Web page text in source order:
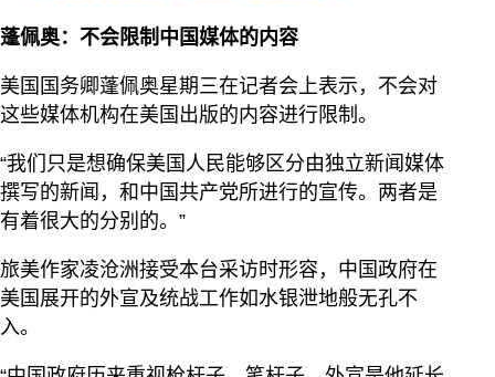
蓬佩奥：不会限制中国媒体的内容
美国国务卿蓬佩奥星期三在记者会上表示，不会对
这些媒体机构在美国出版的内容进行限制。
“我们只是想确保美国人民能够区分由独立新闻媒体
撰写的新闻，和中国共产党所进行的宣传。两者是
有着很大的分别的。”
旅美作家凌沧洲接受本台采访时形容，中国政府在
美国展开的外宣及统战工作如水银泄地般无孔不
入。